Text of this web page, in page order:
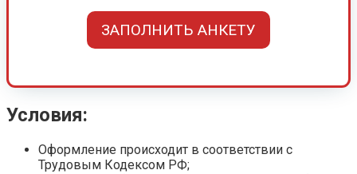
ЗАПОЛНИТЬ АНКЕТУ
Условия:
Оформление происходит в соответствии с
Трудовым Кодексом РФ;